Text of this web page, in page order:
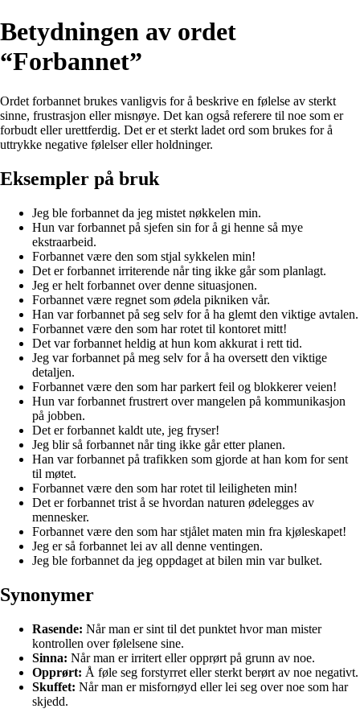
Betydningen av ordet
“Forbannet”
Ordet forbannet brukes vanligvis for å beskrive en følelse av sterkt
sinne, frustrasjon eller misnøye. Det kan også referere til noe som er
forbudt eller urettferdig. Det er et sterkt ladet ord som brukes for å
uttrykke negative følelser eller holdninger.
Eksempler på bruk
Jeg ble forbannet da jeg mistet nøkkelen min.
Hun var forbannet på sjefen sin for å gi henne så mye
ekstraarbeid.
Forbannet være den som stjal sykkelen min!
Det er forbannet irriterende når ting ikke går som planlagt.
Jeg er helt forbannet over denne situasjonen.
Forbannet være regnet som ødela pikniken vår.
Han var forbannet på seg selv for å ha glemt den viktige avtalen.
Forbannet være den som har rotet til kontoret mitt!
Det var forbannet heldig at hun kom akkurat i rett tid.
Jeg var forbannet på meg selv for å ha oversett den viktige
detaljen.
Forbannet være den som har parkert feil og blokkerer veien!
Hun var forbannet frustrert over mangelen på kommunikasjon
på jobben.
Det er forbannet kaldt ute, jeg fryser!
Jeg blir så forbannet når ting ikke går etter planen.
Han var forbannet på trafikken som gjorde at han kom for sent
til møtet.
Forbannet være den som har rotet til leiligheten min!
Det er forbannet trist å se hvordan naturen ødelegges av
mennesker.
Forbannet være den som har stjålet maten min fra kjøleskapet!
Jeg er så forbannet lei av all denne ventingen.
Jeg ble forbannet da jeg oppdaget at bilen min var bulket.
Synonymer
Rasende: Når man er sint til det punktet hvor man mister
kontrollen over følelsene sine.
Sinna: Når man er irritert eller opprørt på grunn av noe.
Opprørt: Å føle seg forstyrret eller sterkt berørt av noe negativt.
Skuffet: Når man er misfornøyd eller lei seg over noe som har
skjedd.